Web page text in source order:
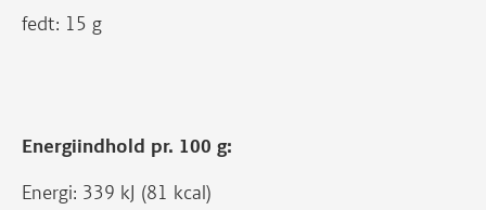
fedt: 15 g
Energiindhold pr. 100 g:
Energi: 339 kJ (81 kcal)